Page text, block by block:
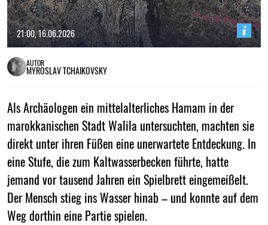
21:00, 16.06.2026
AUTOR
MYROSLAV TCHAIKOVSKY
Als Archäologen ein mittelalterliches Hamam in der
marokkanischen Stadt Walila untersuchten, machten sie
direkt unter ihren Füßen eine unerwartete Entdeckung. In
eine Stufe, die zum Kaltwasserbecken führte, hatte
jemand vor tausend Jahren ein Spielbrett eingemeißelt.
Der Mensch stieg ins Wasser hinab – und konnte auf dem
Weg dorthin eine Partie spielen.